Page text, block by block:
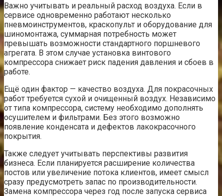
Важно учитывать и реальный расход воздуха. Если в
сервисе одновременно работают несколько
пневмоинструментов, краскопульт и оборудование для
шиномонтажа, суммарная потребность может
превышать возможности стандартного поршневого
агрегата. В этом случае установка винтового
компрессора снижает риск падения давления и сбоев в
работе.
Ещё один фактор — качество воздуха. Для покрасочных
работ требуется сухой и очищенный воздух. Независимо
от типа компрессора, систему необходимо дополнять
осушителем и фильтрами. Без этого возможно
появление конденсата и дефектов лакокрасочного
покрытия.
Также следует учитывать перспективы развития
бизнеса. Если планируется расширение количества
постов или увеличение потока клиентов, имеет смысл
сразу предусмотреть запас по производительности.
Замена компрессора через год после запуска сервиса